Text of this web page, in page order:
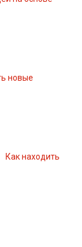
новые
Как находить